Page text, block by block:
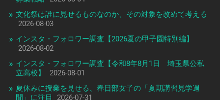
文化祭は誰に見せるものなのか、その対象を改めて考える
2026-08-03
インスタ・フォロワー調査【2026夏の甲子園特別編】
2026-08-02
インスタ・フォロワー調査【令和8年8月1日 埼玉県公私
立高校】
2026-08-01
夏休みに授業を見せる、春日部女子の「夏期講習見学週
間」に注目
2026-07-31